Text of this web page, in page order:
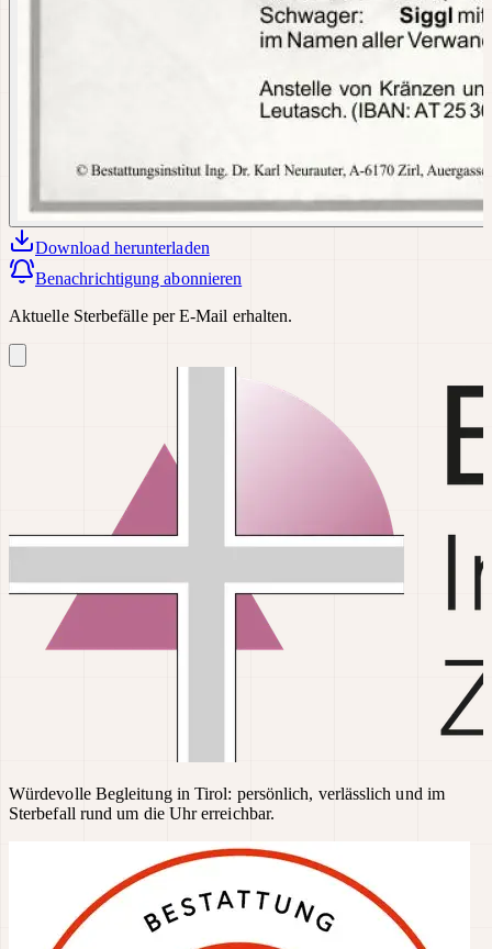
Download herunterladen
Benachrichtigung abonnieren
Aktuelle Sterbefälle per E-Mail erhalten.
Würdevolle Begleitung in Tirol: persönlich, verlässlich und im
Sterbefall rund um die Uhr erreichbar.